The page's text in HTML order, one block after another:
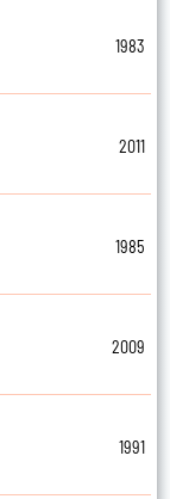
1983
2011
1985
2009
1991